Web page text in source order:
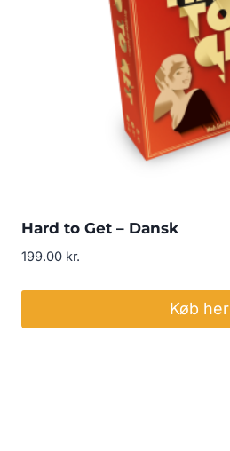
Hard to Get – Dansk
199.00 kr.
Køb her